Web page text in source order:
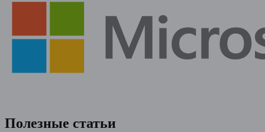
Полезные статьи